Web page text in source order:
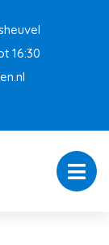
16:30